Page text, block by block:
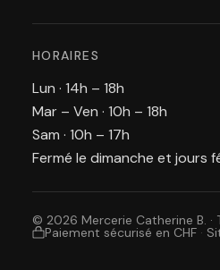
HORAIRES
Lun · 14h – 18h
Mar – Ven · 10h – 18h
Sam · 10h – 17h
Fermé le dimanche et jours
© 2026 Mercerie Catherine B. ·
Paiement sécurisé en CHF ·